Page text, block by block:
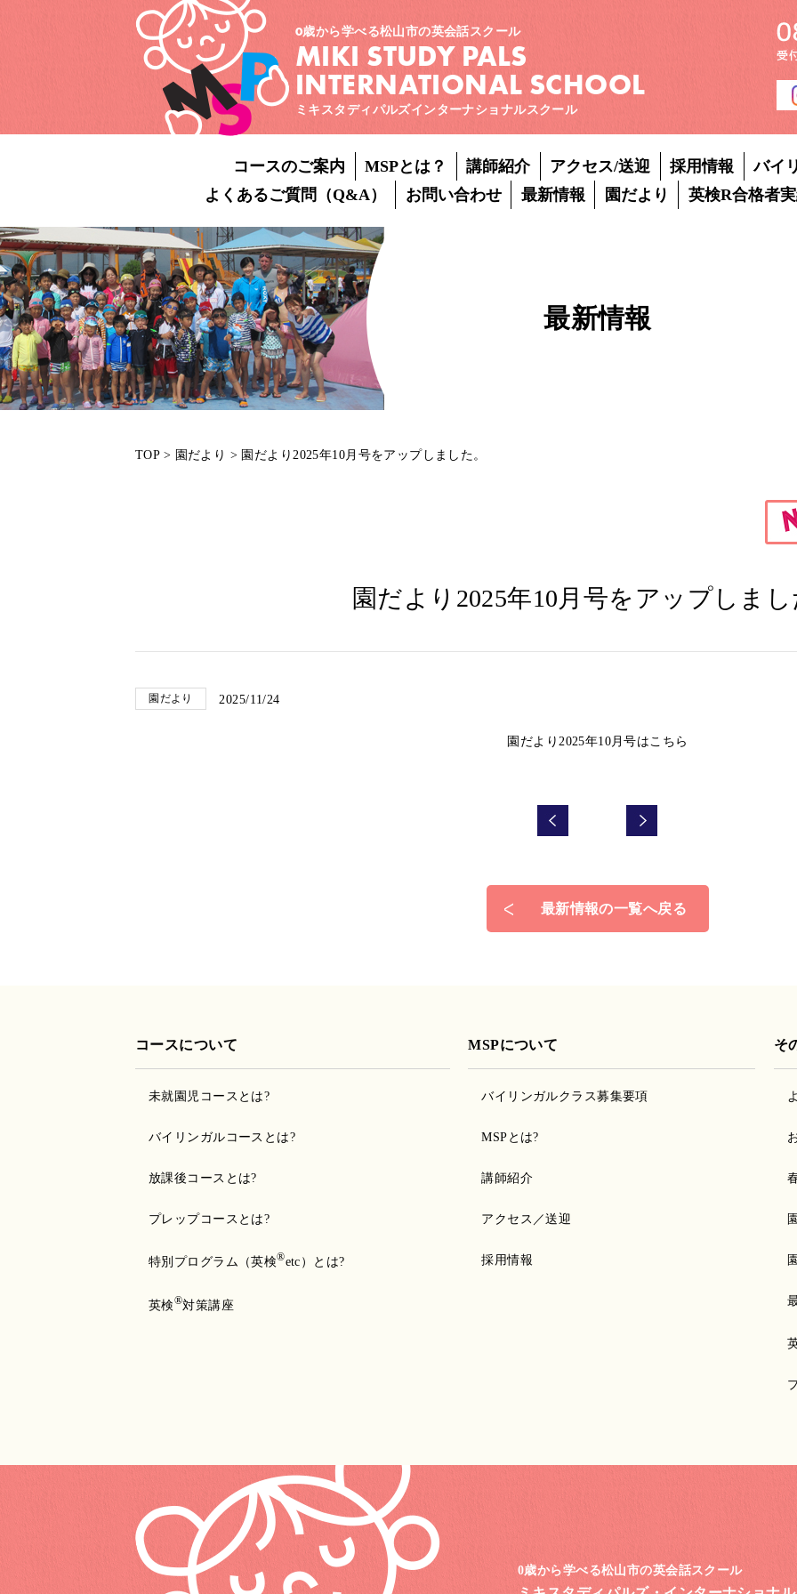
0歳から学べる松山市の英会話スクール
MIKI STUDY PALS
INTERNATIONAL SCHOOL
ミキスタディパルズインターナショナルスクール
コースのご案内 MSPとは？ 講師紹介 アクセス/送迎 採用情報
バイ
よくあるご質問（Q&A）
お問い合わせ 最新情報 園だより 英検R合格者
最新情報
TOP> 園だより > 園だより2025年10月号をアップしました。
園だより2025年10月号をアップしま
園だより 2025/11/24
園だより2025年10月号はこちら
最新情報の一覧へ戻る
コースについて
未就園児コースとは?
バイリンガルコースとは?
放課後コースとは?
プレップコースとは?
特別プログラム（英検®etc）とは?
英検®対策講座
MSPについて
バイリンガルクラス募集要項
MSPとは?
講師紹介
アクセス／送迎
採用情報
そ
0歳から学べる松山市の英会話スクール